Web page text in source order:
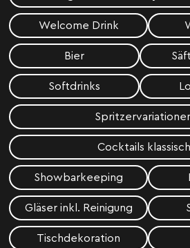
Welcome Drink
Bier
Softdrinks
Cocktails klassisch
Showbarkeeping
Gläser inkl. Reinigung
Tischdekoration